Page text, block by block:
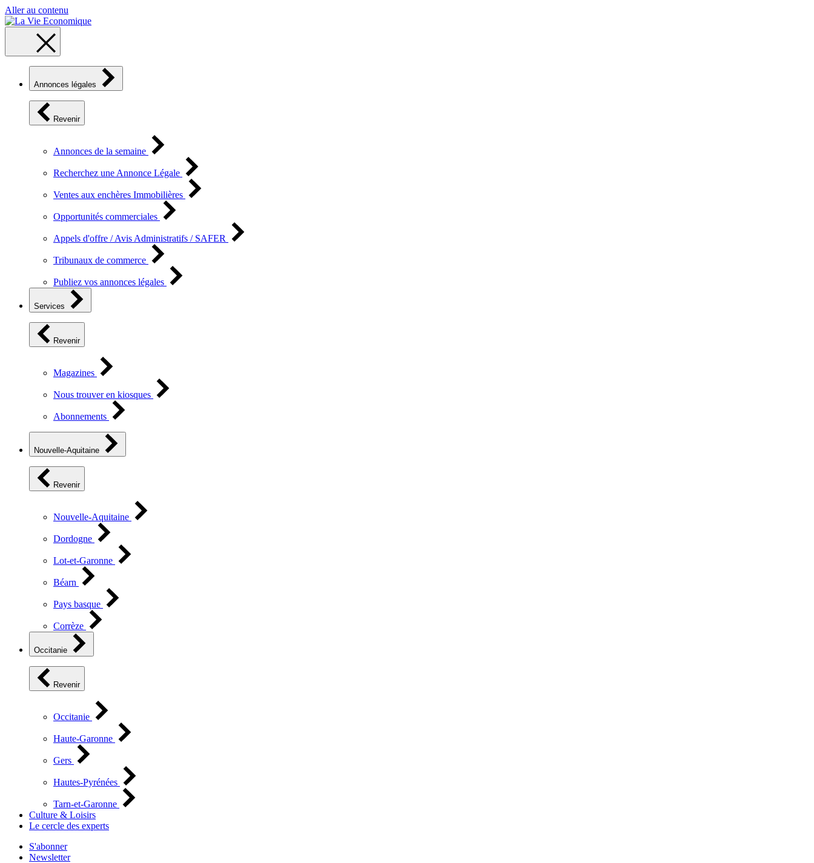
Aller au contenu
Annonces légales
Revenir
Annonces de la semaine
Recherchez une Annonce Légale
Ventes aux enchères Immobilières
Opportunités commerciales
Appels d'offre / Avis Administratifs / SAFER
Tribunaux de commerce
Publiez vos annonces légales
Services
Revenir
Magazines
Nous trouver en kiosques
Abonnements
Nouvelle-Aquitaine
Revenir
Nouvelle-Aquitaine
Dordogne
Lot-et-Garonne
Béarn
Pays basque
Corrèze
Occitanie
Revenir
Occitanie
Haute-Garonne
Gers
Hautes-Pyrénées
Tarn-et-Garonne
Culture & Loisirs
Le cercle des experts
S'abonner
Newsletter